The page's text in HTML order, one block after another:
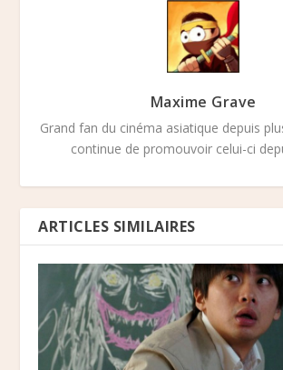
Maxime Grave
Grand fan du cinéma asiatique depuis
continue de promouvoir celui-ci
ARTICLES SIMILAIRES